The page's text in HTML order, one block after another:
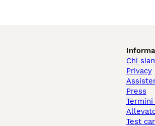
Chi
Privacy
Press
Test